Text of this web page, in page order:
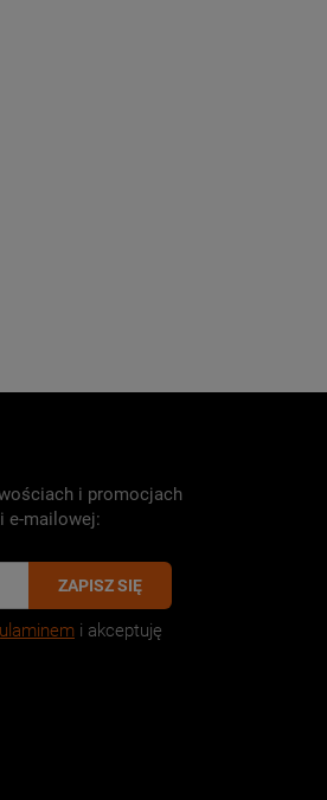
i promocjach
e-mailowej:
ZAPISZ SIĘ
i akceptuję